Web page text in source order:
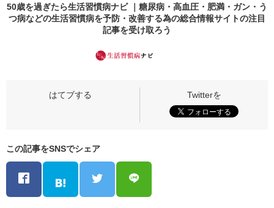
50歳を過ぎたら生活習慣病ナビ ｜糖尿病・高血圧・肥満・ガン・う
つ病などの生活習慣病を予防・改善する為の総合情報サイトの注目
記事を受け取ろう
この記事をSNSでシェア